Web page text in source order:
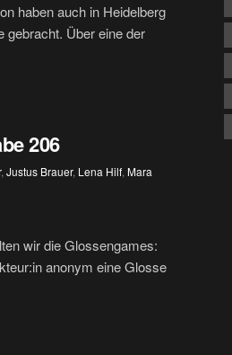
haben auch in Heidelberg
gebracht. Über eine der
206
, Justus Brauer, Lena Hilf, Mara
wir die Glossengames:
anonym eine Glosse